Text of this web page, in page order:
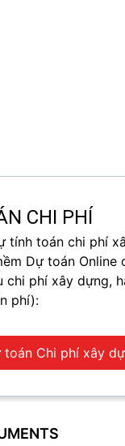
CHI PHÍ
tính toán chi phí
Dự toán Online
chi phí xây dựng,
phí):
toán Chi phí xây